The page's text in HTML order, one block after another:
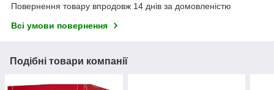
Повернення товару впродовж 14 днів за домовленістю
Всі умови повернення
Подібні товари компанії